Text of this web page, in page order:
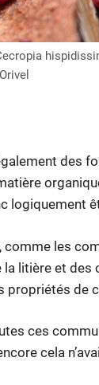
Orivel
des
logiquement
comme les
litière et
propriétés de
ces
cela